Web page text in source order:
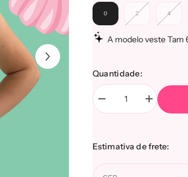
0 2 4
A modelo veste Tam
Quantidade:
Diminuir
a
Infantil
Drama
Aumentar
a
Infantil
Drama
Estimativa de frete: